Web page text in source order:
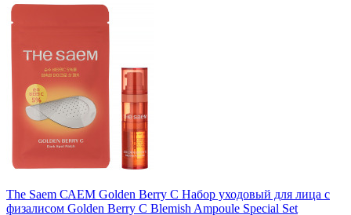
The Saem САЕМ Golden Berry C Набор уходовый для лица с
физалисом Golden Berry C Blemish Ampoule Special Set